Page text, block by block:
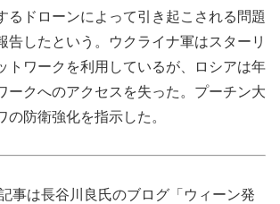
るドローンによって引き起こされる問題
告したという。ウクライナ軍はスターリ
トワークを利用しているが、ロシアは年
ークへのアクセスを失った。プーチン大
の防衛強化を指示した。
事は長谷川良氏のブログ「ウィーン発